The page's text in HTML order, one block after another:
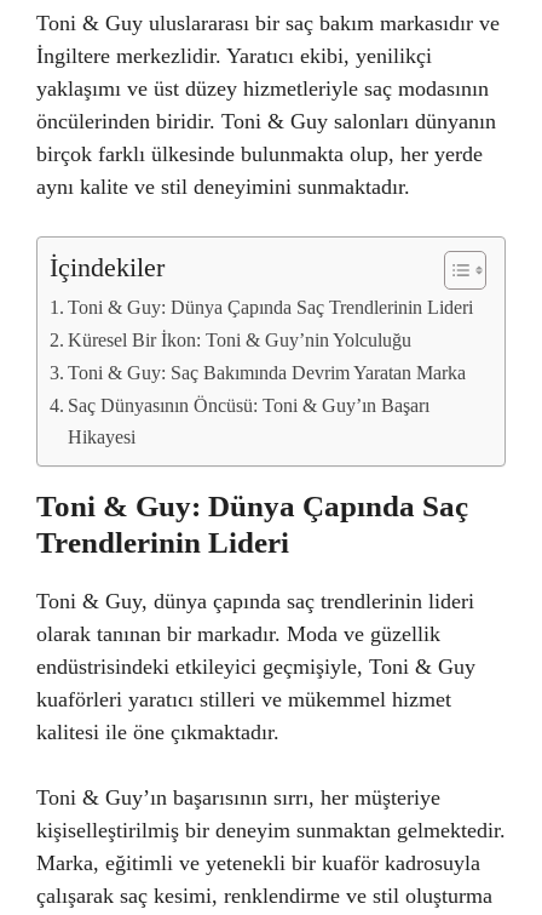
Toni & Guy uluslararası bir saç bakım markasıdır ve
İngiltere merkezlidir. Yaratıcı ekibi, yenilikçi
yaklaşımı ve üst düzey hizmetleriyle saç modasının
öncülerinden biridir. Toni & Guy salonları dünyanın
birçok farklı ülkesinde bulunmakta olup, her yerde
aynı kalite ve stil deneyimini sunmaktadır.
İçindekiler
Toni & Guy: Dünya Çapında Saç Trendlerinin Lideri
Küresel Bir İkon: Toni & Guy’nin Yolculuğu
Toni & Guy: Saç Bakımında Devrim Yaratan Marka
Saç Dünyasının Öncüsü: Toni & Guy’ın Başarı
Hikayesi
Toni & Guy: Dünya Çapında Saç
Trendlerinin Lideri
Toni & Guy, dünya çapında saç trendlerinin lideri
olarak tanınan bir markadır. Moda ve güzellik
endüstrisindeki etkileyici geçmişiyle, Toni & Guy
kuaförleri yaratıcı stilleri ve mükemmel hizmet
kalitesi ile öne çıkmaktadır.
Toni & Guy’ın başarısının sırrı, her müşteriye
kişiselleştirilmiş bir deneyim sunmaktan gelmektedir.
Marka, eğitimli ve yetenekli bir kuaför kadrosuyla
çalışarak saç kesimi, renklendirme ve stil oluşturma